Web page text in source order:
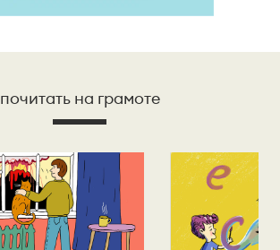
почитать на грамоте